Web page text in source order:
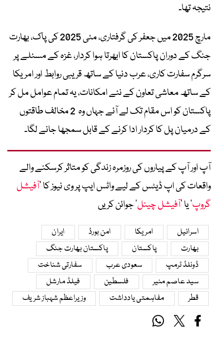
نتیجہ تھا۔
مارچ 2025 میں جعفر کی گرفتاری، مئی 2025 کی پاک، بھارت
جنگ کے دوران پاکستان کا ابھرتا ہوا کردار، غزہ کے مسئلے پر
سرگرم سفارت کاری، عرب دنیا کے ساتھ قریبی روابط اور امریکا
کے ساتھ معاشی تعاون کے نئے امکانات، یہ تمام عوامل مل کر
پاکستان کو اس مقام تک لے آئے جہاں وہ 2 مخالف طاقتوں
کے درمیان پل کا کردار ادا کرنے کے قابل سمجھا جانے لگا۔
آپ اور آپ کے پیاروں کی روزمرہ زندگی کو متاثر کرسکنے والے
واقعات کی اپ ڈیٹس کے لیے واٹس ایپ پر وی نیوز کا ’آفیشل
گروپ‘ یا ’آفیشل چینل‘ جوائن کریں
اسرائیل امریکا امن بورڈ
ایران
بھارت
پاکستان
پاکستان بھارت جنگ
ڈونلڈ ٹرمپ
سعودی عرب
سفارتی شناخت
سید عاصم منیر
فلسطین
فیلڈ مارشل
قطر
مفاہمتی یادداشت وزیراعظم شہباز شریف